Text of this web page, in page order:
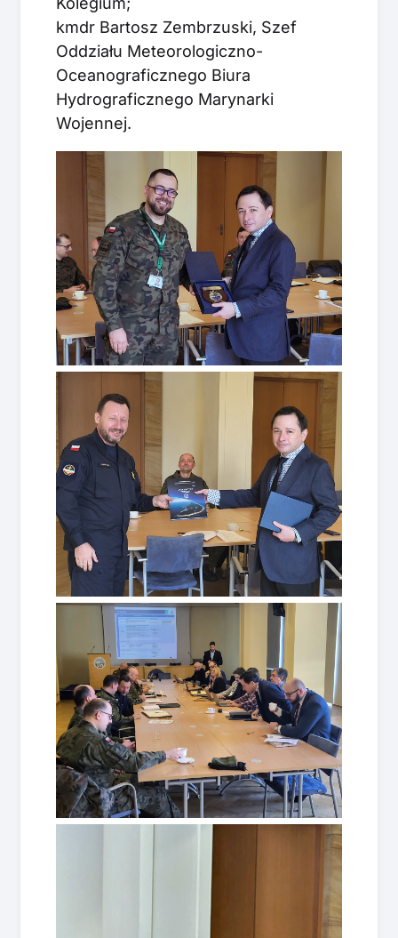
kmdr Bartosz Zembrzuski, Szef
Oddziału Meteorologiczno-
Oceanograficznego Biura
Hydrograficznego Marynarki
Wojennej.